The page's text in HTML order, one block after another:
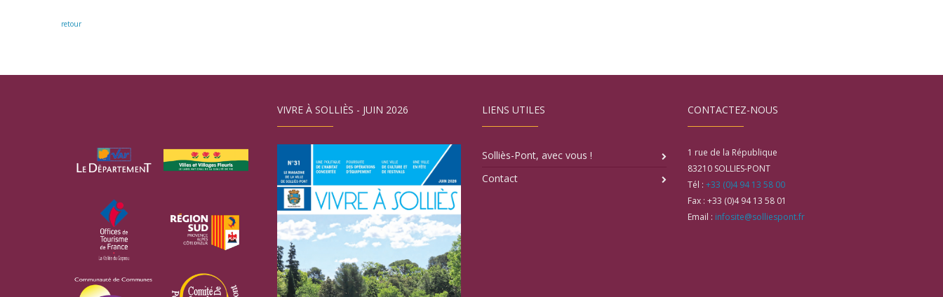
retour
VIVRE À SOLLIÈS - JUIN 2026 LIENS UTILES
Solliès-Pont, avec vous !
Contact
CONTACTEZ-NOUS
1 rue de la République
83210 SOLLIES-PONT
Tél : +33 (0)4 94 13 58 00
Fax : +33 (0)4 94 13 58 01
Email : infosite@solliespont.fr